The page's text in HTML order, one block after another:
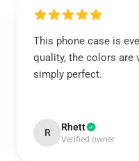
This phone case is
quality, the colors are
simply perfect.
R Rhett
Verified owner